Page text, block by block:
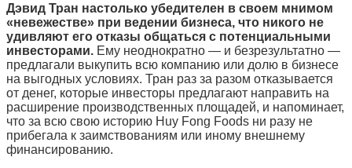
Дэвид Тран настолько убедителен в своем мнимом
«невежестве» при ведении бизнеса, что никого не
удивляют его отказы общаться с потенциальными
инвесторами. Ему неоднократно — и безрезультатно —
предлагали выкупить всю компанию или долю в бизнесе
на выгодных условиях. Тран раз за разом отказывается
от денег, которые инвесторы предлагают направить на
расширение производственных площадей, и напоминает,
что за всю свою историю Huy Fong Foods ни разу не
прибегала к заимствованиям или иному внешнему
финансированию.